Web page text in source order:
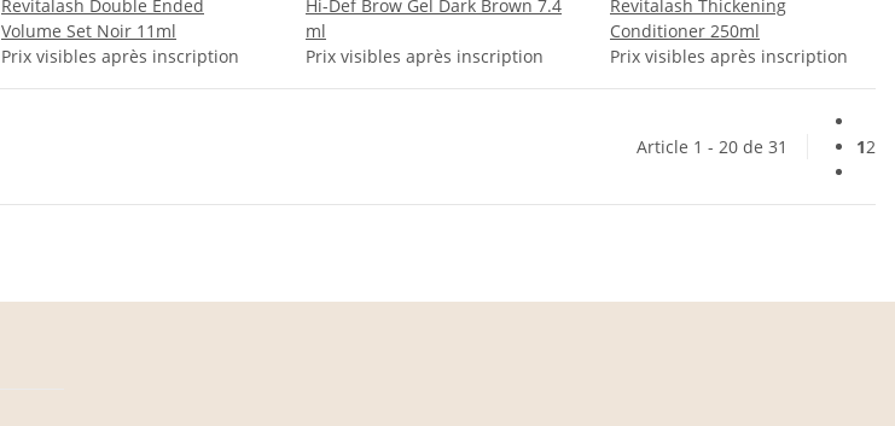
Revitalash Double Ended
Volume Set Noir 11ml
Prix visibles après inscription
Hi-Def Brow Gel Dark Brown 7.4
ml
Prix visibles après inscription
Revitalash Thickening
Conditioner 250ml
Prix visibles après inscription
Article 1 - 20 de 31 12